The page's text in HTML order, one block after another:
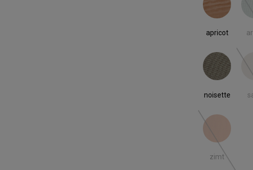
apricot
apricot
noisette
noisette
zimt
zimt
(Diese